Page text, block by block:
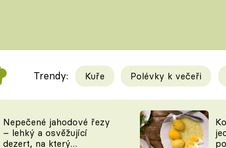
Videorecepty
TEĎ VAŘÍ ŠÉF!
Tipy a
KAM ZA
Trendy: Kuře Polévky k večeři
Nepečené jahodové řezy
– lehký a osvěžující
dezert, na který